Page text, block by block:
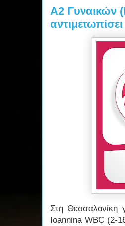
Α2 Γυναικών
Στη Θεσσαλονίκη
Ioannina WBC (2-